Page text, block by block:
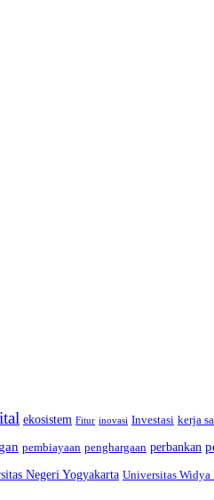
ekosistem Fitur inovasi Investasi kerja
pembiayaan penghargaan perbankan
Negeri Yogyakarta Universitas Widya